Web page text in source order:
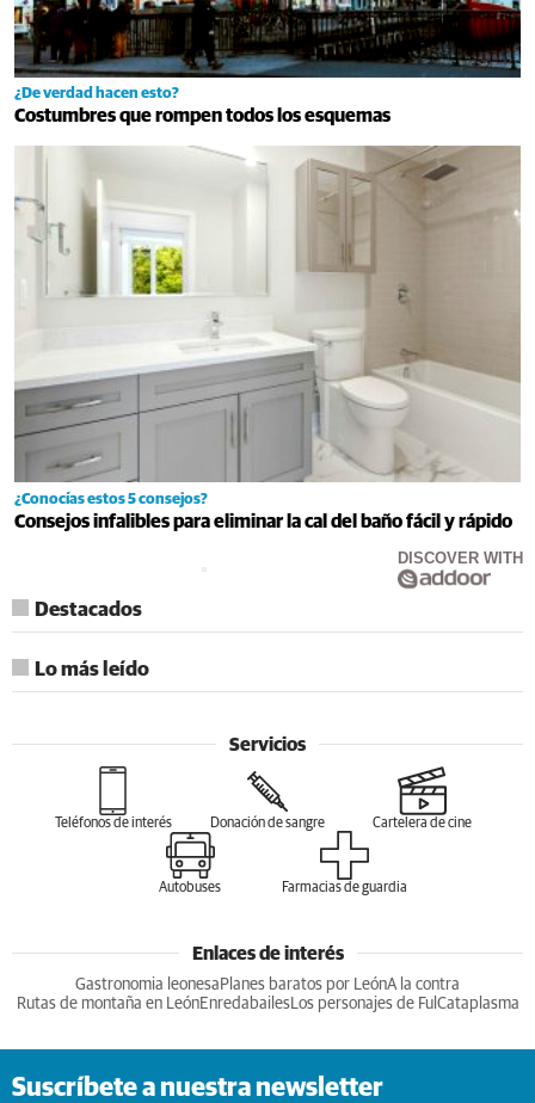
¿De verdad hacen esto?
Costumbres que rompen todos los esquemas
¿Conocías estos 5 consejos?
Consejos infalibles para eliminar la cal del baño fácil y rápido
DISCOVER WITH
Destacados
Lo más leído
Servicios
Teléfonos de interés Donación de sangre Cartelera de cine
Autobuses Farmacias de guardia
Enlaces de interés
Gastronomia leonesa Planes baratos por LeónA la contra
Rutas de montaña en LeónEnredabailesLos personajes de Ful Cataplasma
Suscríbete a nuestra newsletter